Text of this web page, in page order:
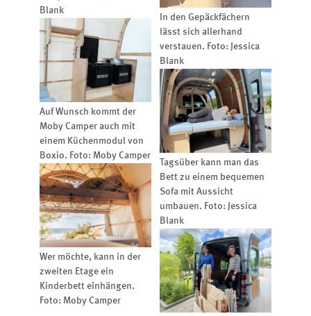
Blank
Auf Wunsch kommt der
Moby Camper auch mit
einem Küchenmodul von
Boxio. Foto: Moby Camper
Wer möchte, kann in der
zweiten Etage ein
Kinderbett einhängen.
Foto: Moby Camper
In den Gepäckfächern
lässt sich allerhand
verstauen. Foto: Jessica
Blank
Tagsüber kann man das
Bett zu einem bequemen
Sofa mit Aussicht
umbauen. Foto: Jessica
Blank